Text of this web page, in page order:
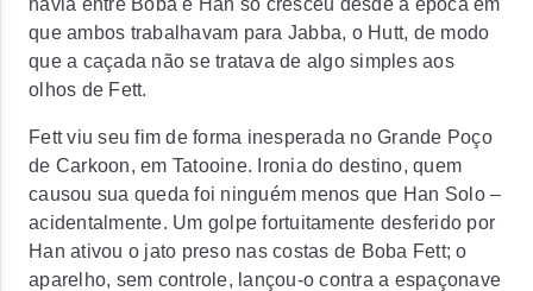
havia entre Boba e Han só cresceu desde a época em
que ambos trabalhavam para Jabba, o Hutt, de modo
que a caçada não se tratava de algo simples aos
olhos de Fett.
Fett viu seu fim de forma inesperada no Grande Poço
de Carkoon, em Tatooine. Ironia do destino, quem
causou sua queda foi ninguém menos que Han Solo –
acidentalmente. Um golpe fortuitamente desferido por
Han ativou o jato preso nas costas de Boba Fett; o
aparelho, sem controle, lançou-o contra a espaçonave